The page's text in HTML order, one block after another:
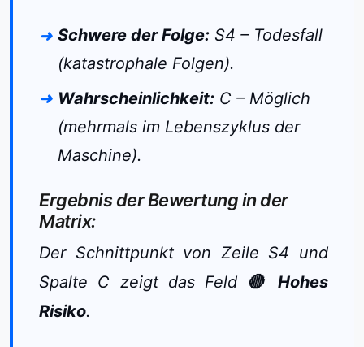
Schwere der Folge: S4 – Todesfall
(katastrophale Folgen).
Wahrscheinlichkeit: C – Möglich
(mehrmals im Lebenszyklus der
Maschine).
Ergebnis der Bewertung in der
Matrix:
Der Schnittpunkt von Zeile S4 und
Spalte C zeigt das Feld 🔴 Hohes
Risiko.